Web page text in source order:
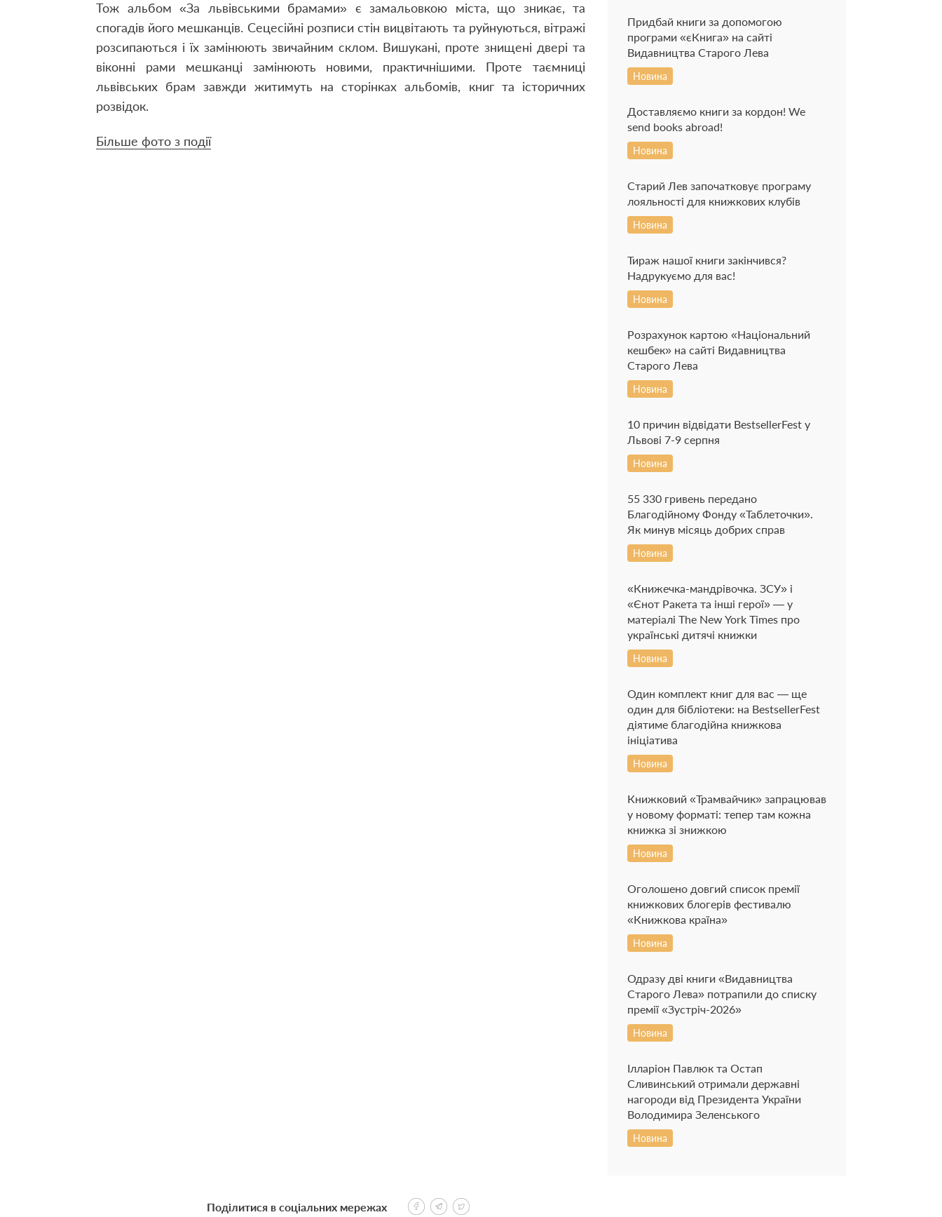
Тож альбом «За львівськими брамами» є замальовкою міста, що зникає, та
спогадів його мешканців. Сецесійні розписи стін вицвітають та руйнуються, вітражі
розсипаються і їх замінюють звичайним склом. Вишукані, проте знищені двері та
віконні рами мешканці замінюють новими, практичнішими. Проте таємниці
львівських брам завжди житимуть на сторінках альбомів, книг та історичних
розвідок.
Більше фото з події
Придбай книги за допомогою
програми «єКнига» на сайті
Видавництва Старого Лева
Новина
Доставляємо книги за кордон! We
send books abroad!
Новина
Старий Лев започатковує програму
лояльності для книжкових клубів
Новина
Тираж нашої книги закінчився?
Надрукуємо для вас!
Новина
Розрахунок картою «Національний
кешбек» на сайті Видавництва
Старого Лева
Новина
10 причин відвідати BestsellerFest у
Львові 7-9 серпня
Новина
55 330 гривень передано
Благодійному Фонду «Таблеточки».
Як минув місяць добрих справ
Новина
«Книжечка-мандрівочка. ЗСУ» і
«Єнот Ракета та інші герої» — у
матеріалі The New York Times про
українські дитячі книжки
Новина
Один комплект книг для вас — ще
один для бібліотеки: на BestsellerFest
діятиме благодійна книжкова
ініціатива
Новина
Книжковий «Трамвайчик» запрацював
у новому форматі: тепер там кожна
книжка зі знижкою
Новина
Оголошено довгий список премії
книжкових блогерів фестивалю
«Книжкова країна»
Новина
Одразу дві книги «Видавництва
Старого Лева» потрапили до списку
премії «Зустріч-2026»
Новина
Ілларіон Павлюк та Остап
Сливинський отримали державні
нагороди від Президента України
Володимира Зеленського
Новина
Поділитися в соціальних мережах